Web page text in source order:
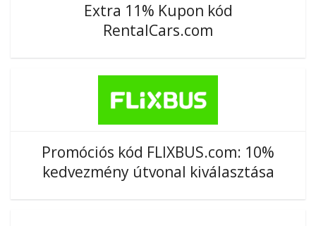
Extra 11% Kupon kód
RentalCars.com
Promóciós kód FLIXBUS.com: 10%
kedvezmény útvonal kiválasztása